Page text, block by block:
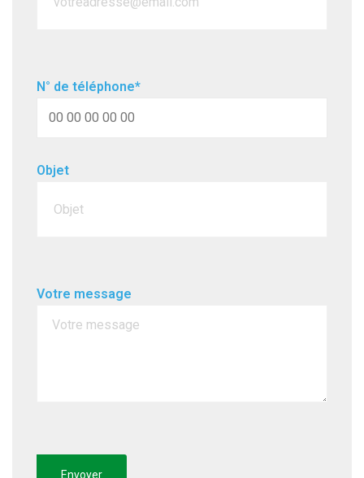
N° de téléphone*
Objet
Votre message